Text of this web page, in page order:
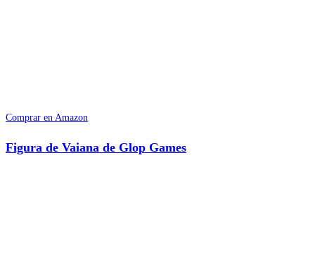
Comprar en Amazon
Figura de Vaiana de Glop Games